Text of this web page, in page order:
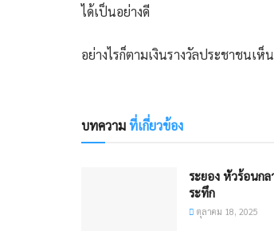
ได้เป็นอย่างดี
อย่างไรก็ตามเงินรางวัลประชาชนเ
บทความที่เกี่ยวข้อง
ระยอง หัวร้อนก
ระทึก
ตุลาคม 18, 2025